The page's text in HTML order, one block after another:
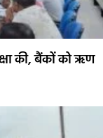
की, बैंकों को ऋण